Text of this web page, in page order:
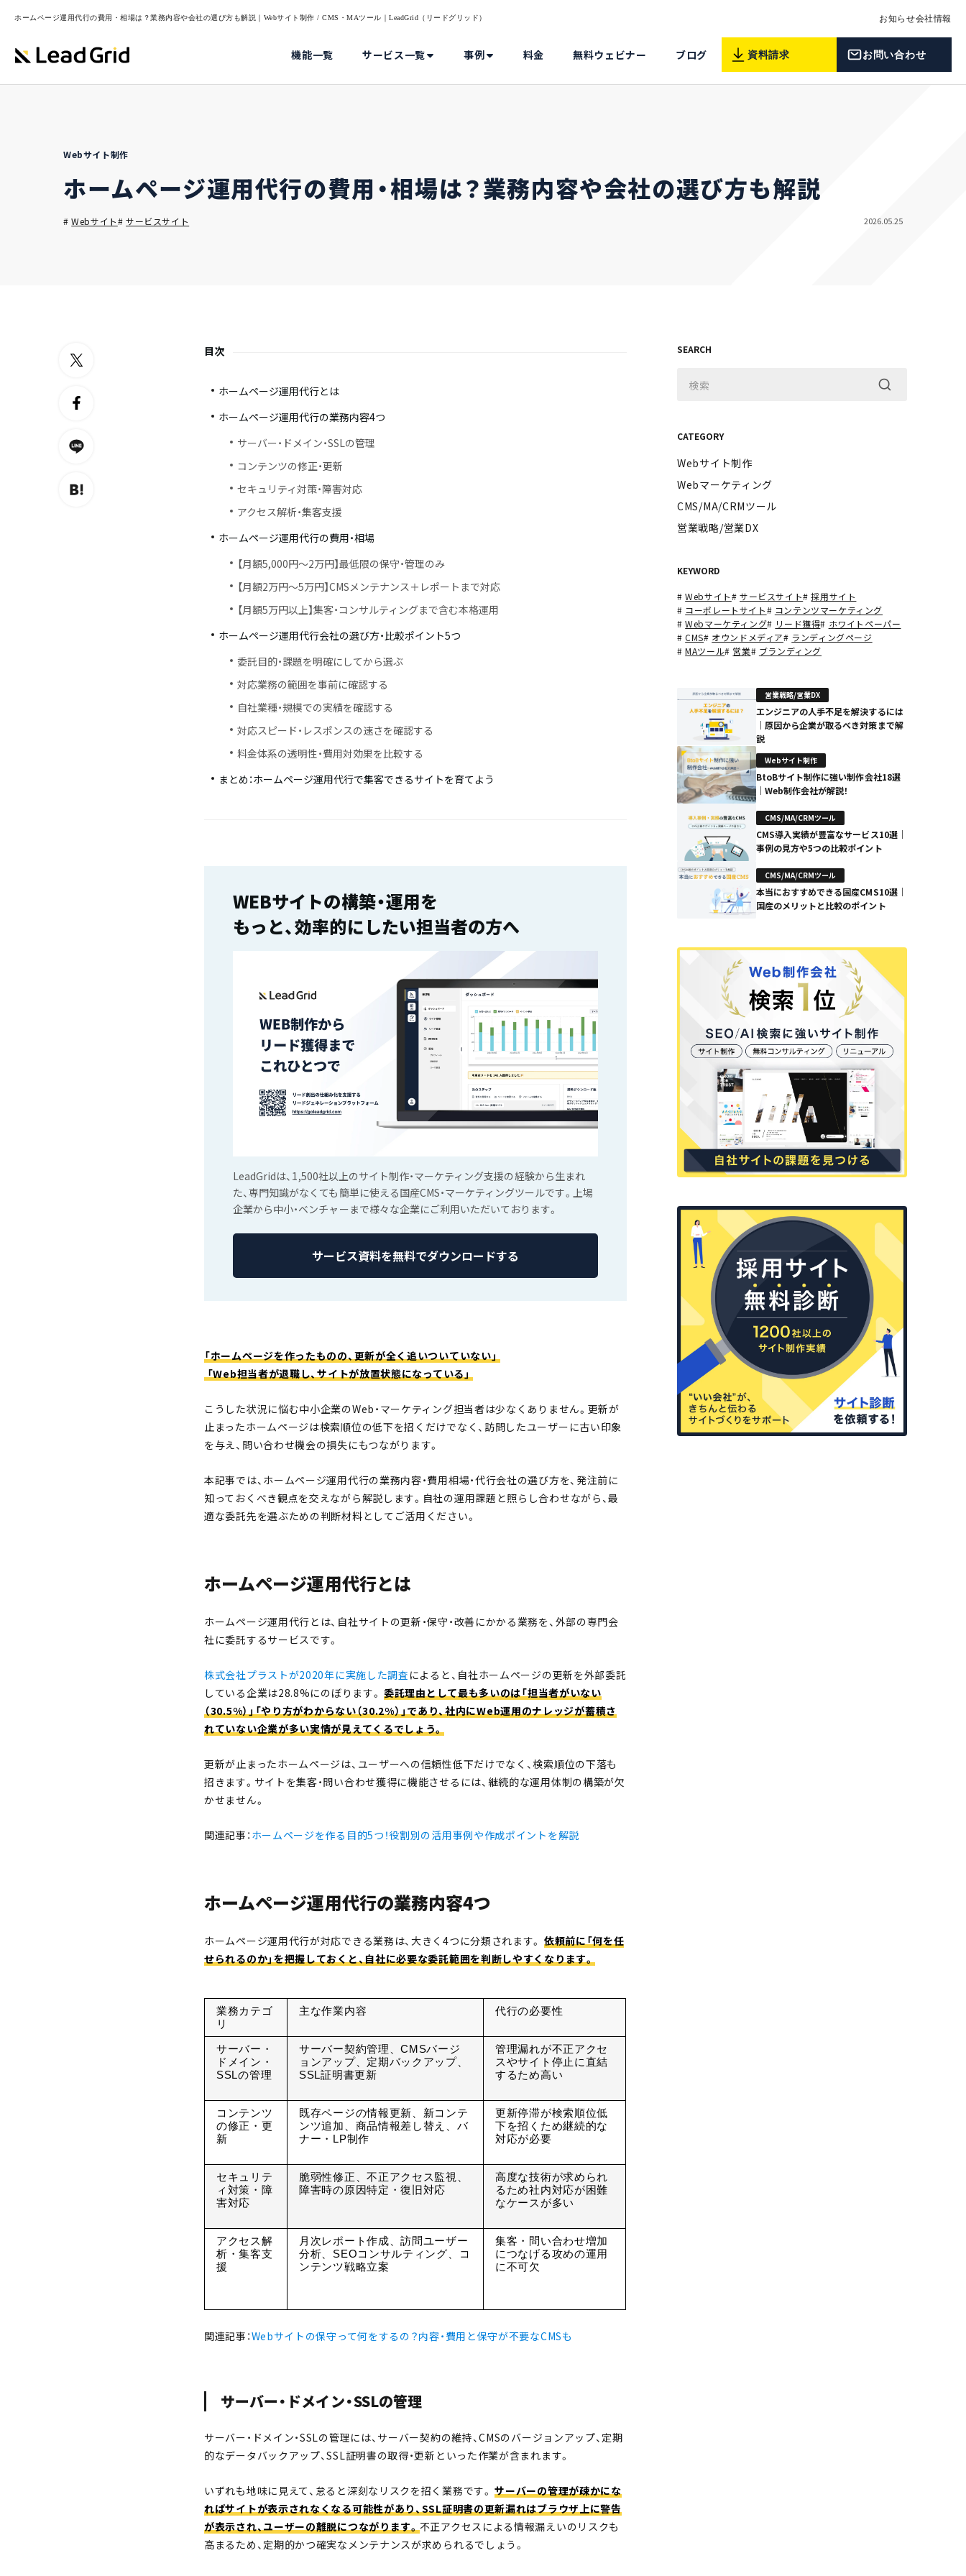
ホームページ運用代行の費用・相場は？業務内容や会社の選び方も解説｜Webサイト制作 / CMS・MAツール｜LeadGrid（リードグリッド） お知らせ会社情報
機能一覧 サービス一覧 事例 料金 無料ウェビナー ブログ 資料請求 お問い合わせ
Webサイト制作
ホームページ運用代行の費用・相場は？業務内容や会社の選び方も解説
#Webサイト#サービスサイト 2026.05.25
目次
ホームページ運用代行とは
ホームページ運用代行の業務内容4つ
サーバー・ドメイン・SSLの管理
コンテンツの修正・更新
セキュリティ対策・障害対応
アクセス解析・集客支援
ホームページ運用代行の費用・相場
【月額5,000円〜2万円】最低限の保守・管理のみ
【月額2万円〜5万円】CMSメンテナンス＋レポートまで対応
【月額5万円以上】集客・コンサルティングまで含む本格運用
ホームページ運用代行会社の選び方・比較ポイント5つ
委託目的・課題を明確にしてから選ぶ
対応業務の範囲を事前に確認する
自社業種・規模での実績を確認する
対応スピード・レスポンスの速さを確認する
料金体系の透明性・費用対効果を比較する
まとめ：ホームページ運用代行で集客できるサイトを育てよう
WEBサイトの構築・運用を
もっと、効率的にしたい担当者の方へ
LeadGridは、1,500社以上のサイト制作・マーケティング支援の経験から生まれ
た、専門知識がなくても簡単に使える国産CMS・マーケティングツールです。上場
企業から中小・ベンチャーまで様々な企業にご利用いただいております。
サービス資料を無料でダウンロードする
「ホームページを作ったものの、更新が全く追いついていない」
「Web担当者が退職し、サイトが放置状態になっている」
こうした状況に悩む中小企業のWeb・マーケティング担当者は少なくありません。更新が
止まったホームページは検索順位の低下を招くだけでなく、訪問したユーザーに古い印象
を与え、問い合わせ機会の損失にもつながります。
本記事では、ホームページ運用代行の業務内容・費用相場・代行会社の選び方を、発注前に
知っておくべき観点を交えながら解説します。自社の運用課題と照らし合わせながら、最
適な委託先を選ぶための判断材料としてご活用ください。
ホームページ運用代行とは
ホームページ運用代行とは、自社サイトの更新・保守・改善にかかる業務を、外部の専門会
社に委託するサービスです。
株式会社プラストが2020年に実施した調査 によると、自社ホームページの更新を外部委託
している企業は28.8%にのぼります。委託理由として最も多いのは「担当者がいない
（30.5%）」「やり方がわからない（30.2%）」であり、社内にWeb運用のナレッジが蓄積さ
れていない企業が多い実情が見えてくるでしょう。
更新が止まったホームページは、ユーザーへの信頼性低下だけでなく、検索順位の下落も
招きます。サイトを集客・問い合わせ獲得に機能させるには、継続的な運用体制の構築が欠
かせません。
関連記事：ホームページを作る目的5つ！役割別の活用事例や作成ポイントを解説
ホームページ運用代行の業務内容4つ
ホームページ運用代行が対応できる業務は、大きく4つに分類されます。 依頼前に「何を任
せられるのか」を把握しておくと、自社に必要な委託範囲を判断しやすくなります。
業務カテゴ
リ
主な作業内容 代行の必要性
サーバー・
ドメイン・
SSLの管理
サーバー契約管理、CMSバージ
ョンアップ、定期バックアップ、
SSL証明書更新
管理漏れが不正アクセ
スやサイト停止に直結
するため高い
コンテンツ
の修正・更
新
既存ページの情報更新、新コンテ
ンツ追加、商品情報差し替え、バ
ナー・LP制作
更新停滞が検索順位低
下を招くため継続的な
対応が必要
セキュリテ
ィ対策・障
害対応
脆弱性修正、不正アクセス監視、
障害時の原因特定・復旧対応
高度な技術が求められ
るため社内対応が困難
なケースが多い
アクセス解
析・集客支
援
月次レポート作成、訪問ユーザー
分析、SEOコンサルティング、コ
ンテンツ戦略立案
集客・問い合わせ増加
につなげる攻めの運用
に不可欠
関連記事：Webサイトの保守って何をするの？内容・費用と保守が不要なCMSも
サーバー・ドメイン・SSLの管理
サーバー・ドメイン・SSLの管理には、サーバー契約の維持、CMSのバージョンアップ、定期
的なデータバックアップ、SSL証明書の取得・更新といった作業が含まれます。
いずれも地味に見えて、怠ると深刻なリスクを招く業務です。サーバーの管理が疎かにな
ればサイトが表示されなくなる可能性があり、SSL証明書の更新漏れはブラウザ上に警告
が表示され、ユーザーの離脱につながります。 不正アクセスによる情報漏えいのリスクも
高まるため、定期的かつ確実なメンテナンスが求められるでしょう。
SEARCH
CATEGORY
Webサイト制作
Webマーケティング
CMS/MA/CRMツール
営業戦略/営業DX
KEYWORD
#Webサイト#サービスサイト#採用サイト
# コーポレートサイト# コンテンツマーケティング
#Webマーケティング# リード獲得# ホワイトペーパー
#CMS# オウンドメディア# ランディングページ
#MAツール# 営業# ブランディング
営業戦略/営業DX
エンジニアの人手不足を解決するには
｜原因から企業が取るべき対策まで解
説
Webサイト制作
BtoBサイト制作に強い制作会社18選
｜Web制作会社が解説！
CMS/MA/CRMツール
CMS導入実績が豊富なサービス10選｜
事例の見方や5つの比較ポイント
CMS/MA/CRMツール
本当におすすめできる国産CMS10選｜
国産のメリットと比較のポイント